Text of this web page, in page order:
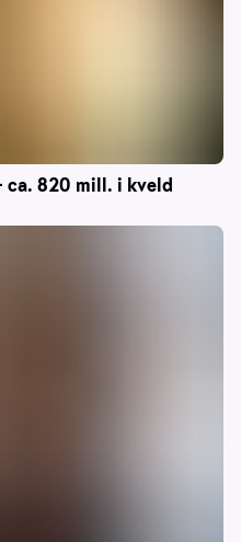
ca. 820 mill. i kveld